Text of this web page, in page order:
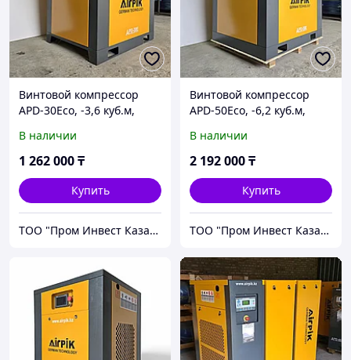
Винтовой компрессор
APD-30Eco, -3,6 куб.м,
приводом+двиг.PM) AirPIK
В наличии
1 262 000₸
Купить
ТОО "Пром Инвест Казахстан"
Винтовой компрессор
APD-50Eco, -6,2 куб.м,
приводом+двиг.PM) AirPIK
В наличии
2 192 000₸
Купить
ТОО "Пром Инвест Казахстан"